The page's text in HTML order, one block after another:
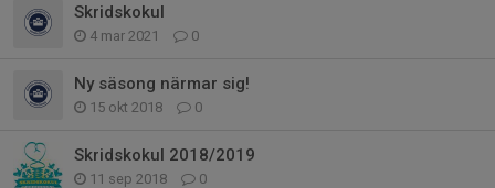
Skridskokul
4 mar 2021 0
Ny säsong närmar sig!
15 okt 2018 0
Skridskokul 2018/2019
11 sep 2018 0